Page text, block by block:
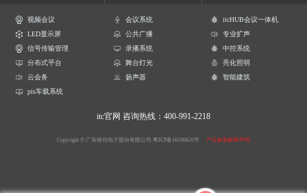
视频会议 会议系统
itcHUB会议一体机
LED显示屏
公共广播
专业扩声
信号传输管理
录播系统
中控系统
分布式平台
舞台灯光
亮化照明
云会务
扬声器
智能建筑
pis车载系统
itc官网 咨询热线：400-991-2218
Copyright © 广东保伦电子股份有限公司 粤ICP备16106620号 产品参数解释声明